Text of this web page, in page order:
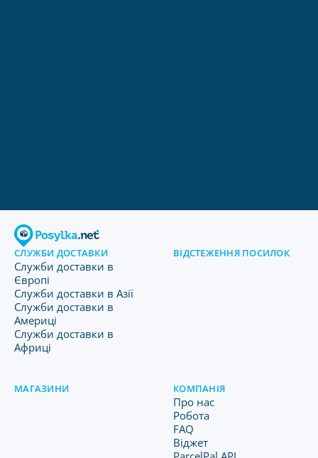
СЛУЖБИ ДОСТАВКИ
Служби доставки в
Європі
Служби доставки в Азії
Служби доставки в
Америці
Служби доставки в
Африці
ВІДСТЕЖЕННЯ ПОСИЛОК
МАГАЗИНИ КОМПАНІЯ
Про нас
Робота
FAQ
Віджет